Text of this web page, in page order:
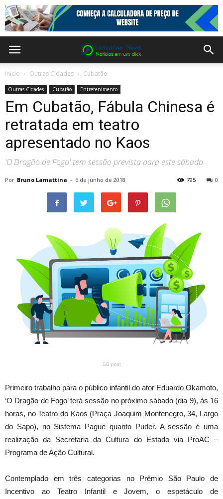
Inicio Outras Cidades Cubatão
Outras Cidades Cubatão Entretenimento
Em Cubatão, Fábula Chinesa é
retratada em teatro
apresentado no Kaos
'O Dragão de Fogo' tem sessão prevista para este sábado
Por Bruno Lamattina - 6 de junho de 2018 0
795
SB post
Primeiro trabalho para o público infantil do ator Eduardo Okamoto,
‘O Dragão de Fogo’ terá sessão no próximo sábado (dia 9), às 16
horas, no Teatro do Kaos (Praça Joaquim Montenegro, 34, Largo
do Sapo), no Sistema Pague quanto Puder. A sessão é uma
realização da Secretaria da Cultura do Estado via ProAC –
Programa de Ação Cultural.
Contemplado em três categorias no Prêmio São Paulo de
Incentivo ao Teatro Infantil e Jovem, o espetáculo de